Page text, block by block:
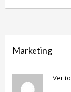
Marketing
Ver